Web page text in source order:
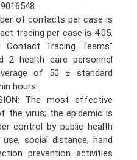
of contacts per case is
tracing per case is 4.05.
Tracing Teams"
health care personnel
of 50 ± standard
hours.
The most effective
the virus; the epidemic is
control by public health
social distance, hand
prevention activities